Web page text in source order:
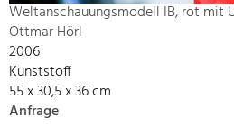
Weltanschauungsmodell IB, rot mit
Ottmar Hörl
2006
Kunststoff
55 x 30,5 x 36 cm
Anfrage